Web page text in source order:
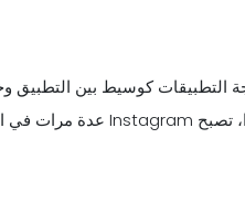
التطبيقات كوسيط بين التطبيق